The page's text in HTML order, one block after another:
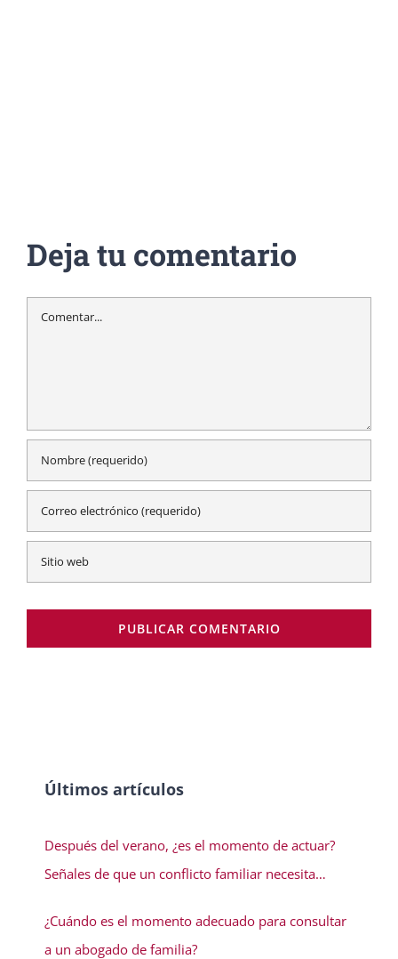
Deja tu comentario
Comentar
Últimos artículos
Después del verano, ¿es el momento de actuar?
Señales de que un conflicto familiar necesita
¿Cuándo es el momento adecuado para consultar
a un abogado de familia?